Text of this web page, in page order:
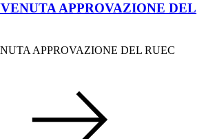
APPROVAZIONE DEL
APPROVAZIONE DEL RUEC